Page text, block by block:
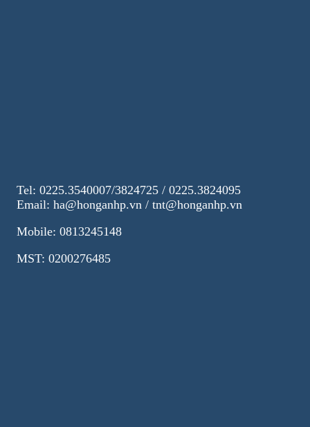
Tel: 0225.3540007/3824725 / 0225.3824095
Email: ha@honganhp.vn / tnt@honganhp.vn
Mobile: 0813245148
MST: 0200276485